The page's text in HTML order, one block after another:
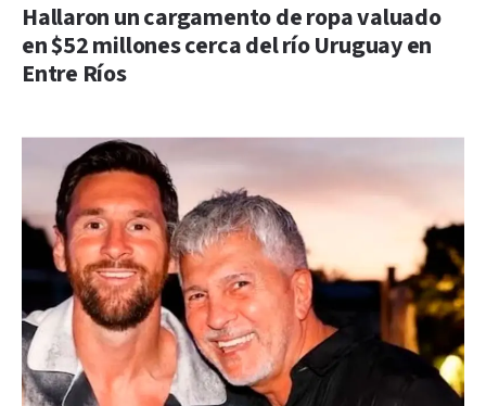
Hallaron un cargamento de ropa valuado
en $52 millones cerca del río Uruguay en
Entre Ríos